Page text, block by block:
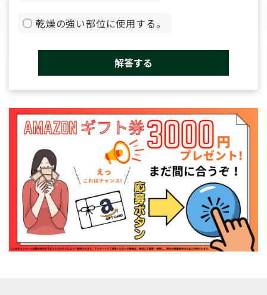
乾燥の強い部位に使用する。
解答する